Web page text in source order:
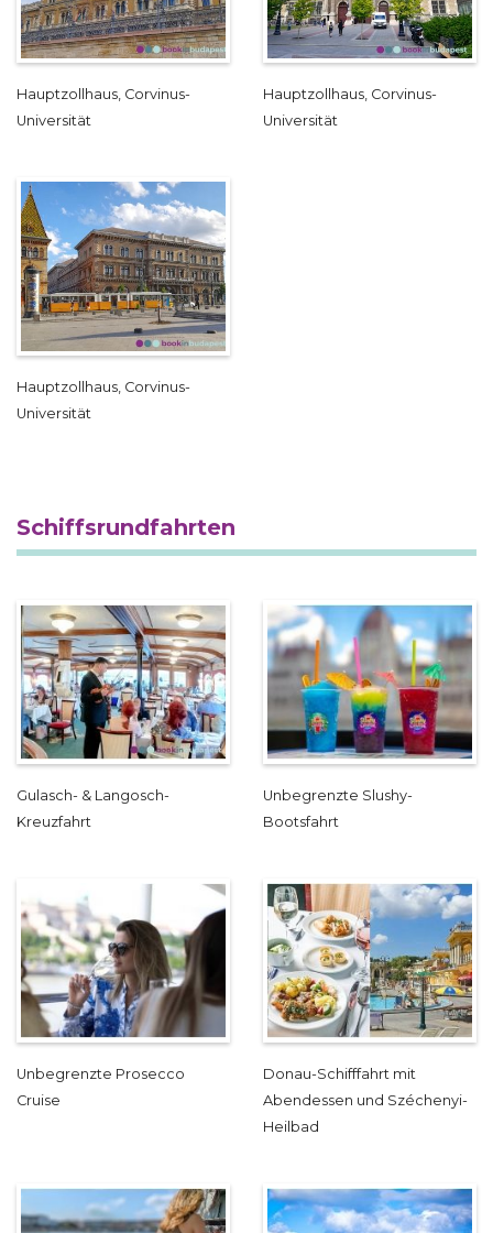
Hauptzollhaus, Corvinus-
Universität
Hauptzollhaus, Corvinus-
Universität
Hauptzollhaus, Corvinus-
Universität
Schiffsrundfahrten
Gulasch- & Langosch-
Kreuzfahrt
Unbegrenzte Slushy-
Bootsfahrt
Unbegrenzte Prosecco
Cruise
Donau-Schifffahrt mit
Abendessen und Széchenyi-
Heilbad